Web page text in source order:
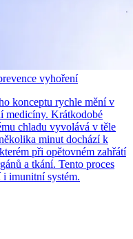
vyhoření
konceptu rychle mění v
medicíny. Krátkodobé
chladu vyvolává v těle
minut dochází k
při opětovném zahřátí
a tkání. Tento proces
imunitní systém.